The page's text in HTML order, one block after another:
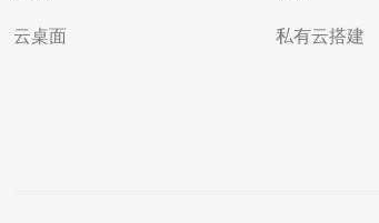
云桌面 私有云搭建